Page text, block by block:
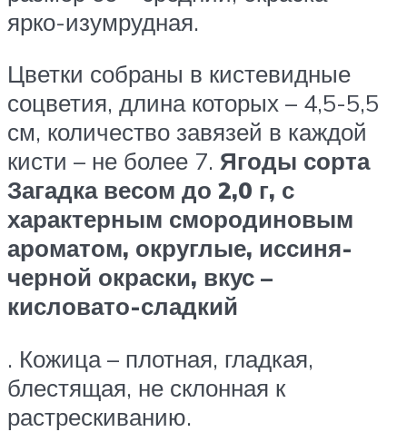
ярко-изумрудная.
Цветки собраны в кистевидные
соцветия, длина которых – 4,5-5,5
см, количество завязей в каждой
кисти – не более 7. Ягоды сорта
Загадка весом до 2,0 г, с
характерным смородиновым
ароматом, округлые, иссиня-
черной окраски, вкус –
кисловато-сладкий
. Кожица – плотная, гладкая,
блестящая, не склонная к
растрескиванию.